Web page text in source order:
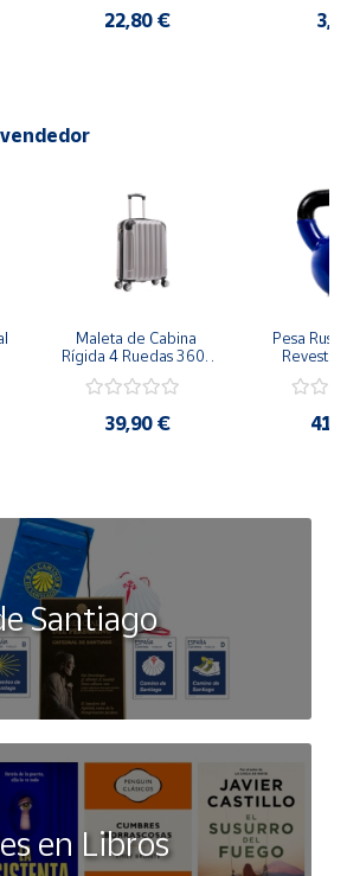
22,80 €
Maleta de Cabina
Rígida 4 Ruedas 360º
37L
39,90 €
Pesa
Santiago
en Libros